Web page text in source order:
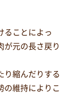
ることによっ
が元の長さ戻り
り縮んだりする
の維持によりこ